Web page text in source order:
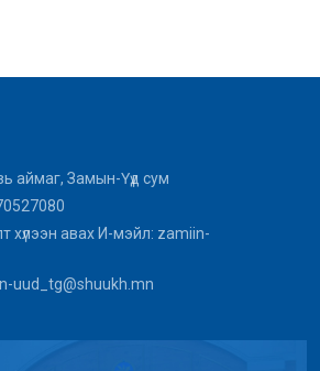
аймаг, Замын-Үүд сум
хүлээн авах И-мэйл: zamiin-
uud_tg@shuukh.mn